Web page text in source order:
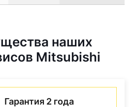
наших
Mitsubishi
Гарантия 2 года